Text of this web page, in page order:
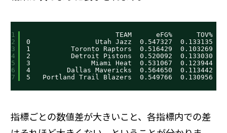
1
2
3
4
5
6
7
TEAM      eFG%      TOV%
0                Utah Jazz  0.547327  0.133135
1          Toronto Raptors  0.516429  0.103269
2          Detroit Pistons  0.520092  0.133030
3               Miami Heat  0.531067  0.123944
4         Dallas Mavericks  0.564650  0.113442
5   Portland Trail Blazers  0.549766  0.130956
指標ごとの数値差が大きいこと、各指標内での差